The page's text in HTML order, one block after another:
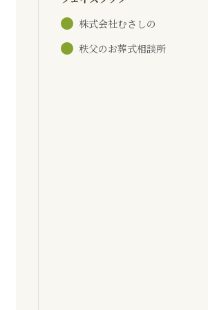
株式会社むさしの
秩父のお葬式相談所